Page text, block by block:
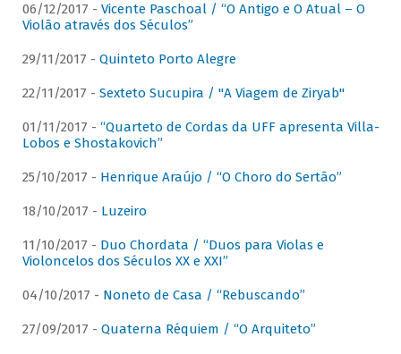
06/12/2017 - Vicente Paschoal / “O Antigo e O Atual – O
Violão através dos Séculos”
29/11/2017 - Quinteto Porto Alegre
22/11/2017 - Sexteto Sucupira / "A Viagem de Ziryab"
01/11/2017 - “Quarteto de Cordas da UFF apresenta Villa-
Lobos e Shostakovich”
25/10/2017 - Henrique Araújo / “O Choro do Sertão”
18/10/2017 - Luzeiro
11/10/2017 - Duo Chordata / “Duos para Violas e
Violoncelos dos Séculos XX e XXI”
04/10/2017 - Noneto de Casa / “Rebuscando”
27/09/2017 - Quaterna Réquiem / “O Arquiteto”